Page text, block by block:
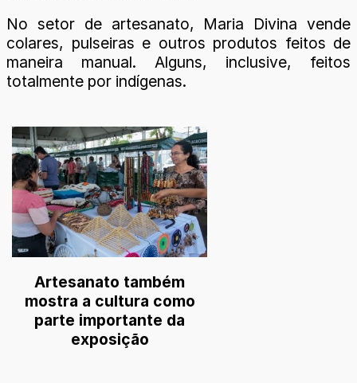
No setor de artesanato, Maria Divina vende
colares, pulseiras e outros produtos feitos de
maneira manual. Alguns, inclusive, feitos
totalmente por indígenas.
Artesanato também
mostra a cultura como
parte importante da
exposição